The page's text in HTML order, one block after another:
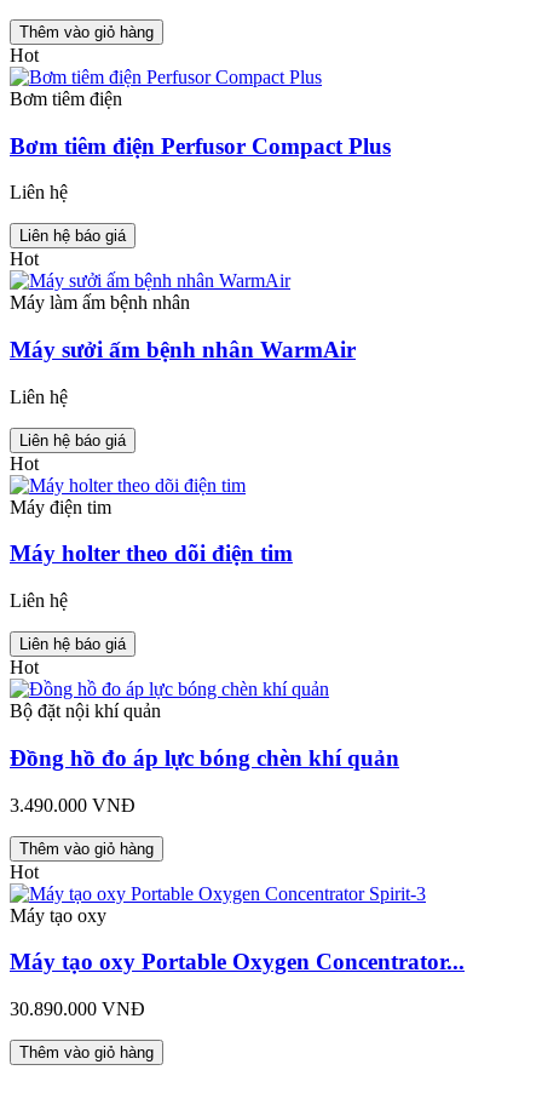
Thêm vào giỏ hàng
Hot
Bơm tiêm điện
Bơm tiêm điện Perfusor Compact Plus
Liên hệ
Liên hệ báo giá
Hot
Máy làm ấm bệnh nhân
Máy sưởi ấm bệnh nhân WarmAir
Liên hệ
Liên hệ báo giá
Hot
Máy điện tim
Máy holter theo dõi điện tim
Liên hệ
Liên hệ báo giá
Hot
Bộ đặt nội khí quản
Đồng hồ đo áp lực bóng chèn khí quản
3.490.000 VNĐ
Thêm vào giỏ hàng
Hot
Máy tạo oxy
Máy tạo oxy Portable Oxygen Concentrator...
30.890.000 VNĐ
Thêm vào giỏ hàng